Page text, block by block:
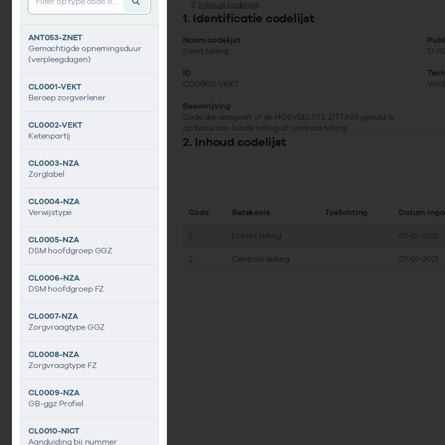
ANT053-ZNET
Gemachtigde opnemingsduur
(verpleegdagen)
CL0001-VEKT
Beroep zorgverlener
CL0002-VEKT
Ketenpartij
CL0003-NZA
Zorglabel
CL0004-NZA
Verwijstype
CL0005-NZA
DSM hoofdgroep GGZ
CL0006-NZA
DSM hoofdgroep FZ
CL0007-NZA
Zorgvraagtype GGZ
CL0008-NZA
Zorgvraagtype FZ
CL0009-NZA
GB-ggz Profiel
CL0010-NICT
Aanduiding bij nummer
Inhoud codelijst
1. Identificatie codelijst
Naam codelijst
Soort telling
ID
COD903-VEKT
Beschrijving
Code die aangeeft of de HOEVEELSTE ZITTING gevuld is
op basis van lokale telling of centrale telling
17-
2. Inhoud codelijst
Code Betekenis Toelichting Datum
1 Lokale telling 01-01-2021
2 Centrale telling 01-01-2021